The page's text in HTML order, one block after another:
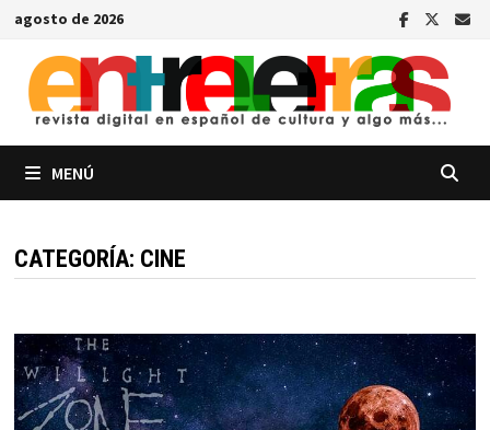
Saltar
contenido
agosto de 2026
MENÚ
CATEGORÍA: CINE